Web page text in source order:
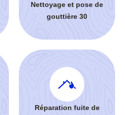
Nettoyage et pose de
gouttière 30
Réparation fuite de